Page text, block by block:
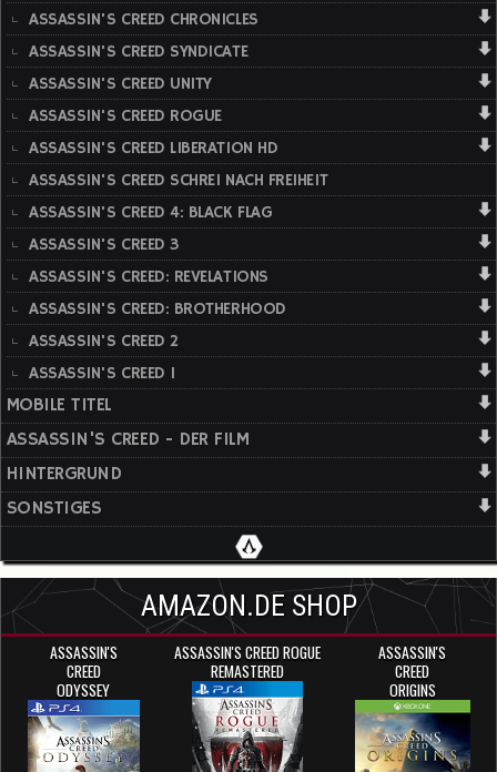
ASSASSIN'S CREED CHRONICLES
ASSASSIN'S CREED SYNDICATE
ASSASSIN'S CREED UNITY
ASSASSIN'S CREED ROGUE
ASSASSIN'S CREED LIBERATION HD
ASSASSIN'S CREED SCHREI NACH FREIHEIT
ASSASSIN'S CREED 4: BLACK FLAG
ASSASSIN'S CREED 3
ASSASSIN'S CREED: REVELATIONS
ASSASSIN'S CREED: BROTHERHOOD
ASSASSIN'S CREED 2
ASSASSIN'S CREED 1
MOBILE TITEL
ASSASSIN'S CREED - DER FILM
HINTERGRUND
SONSTIGES
AMAZON.DE SHOP
ASSASSIN'S
CREED
ODYSSEY
ASSASSIN'S CREED ROGUE
REMASTERED
ASSASSIN'S
CREED
ORIGINS